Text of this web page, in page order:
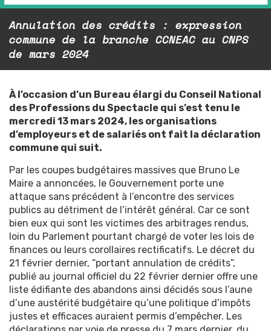
Annulation des crédits : expression
commune de la branche CCNEAC au CNPS
de mars 2024
À l’occasion d’un Bureau élargi du Conseil National
des Professions du Spectacle qui s’est tenu le
mercredi 13 mars 2024, les organisations
d’employeurs et de salariés ont fait la déclaration
commune qui suit.
Par les coupes budgétaires massives que Bruno Le
Maire a annoncées, le Gouvernement porte une
attaque sans précédent à l’encontre des services
publics au détriment de l’intérêt général. Car ce sont
bien eux qui sont les victimes des arbitrages rendus,
loin du Parlement pourtant chargé de voter les lois de
finances ou leurs corollaires rectificatifs. Le décret du
21 février dernier, “portant annulation de crédits”,
publié au journal officiel du 22 février dernier offre une
liste édifiante des abandons ainsi décidés sous l’aune
d’une austérité budgétaire qu’une politique d’impôts
justes et efficaces auraient permis d’empêcher. Les